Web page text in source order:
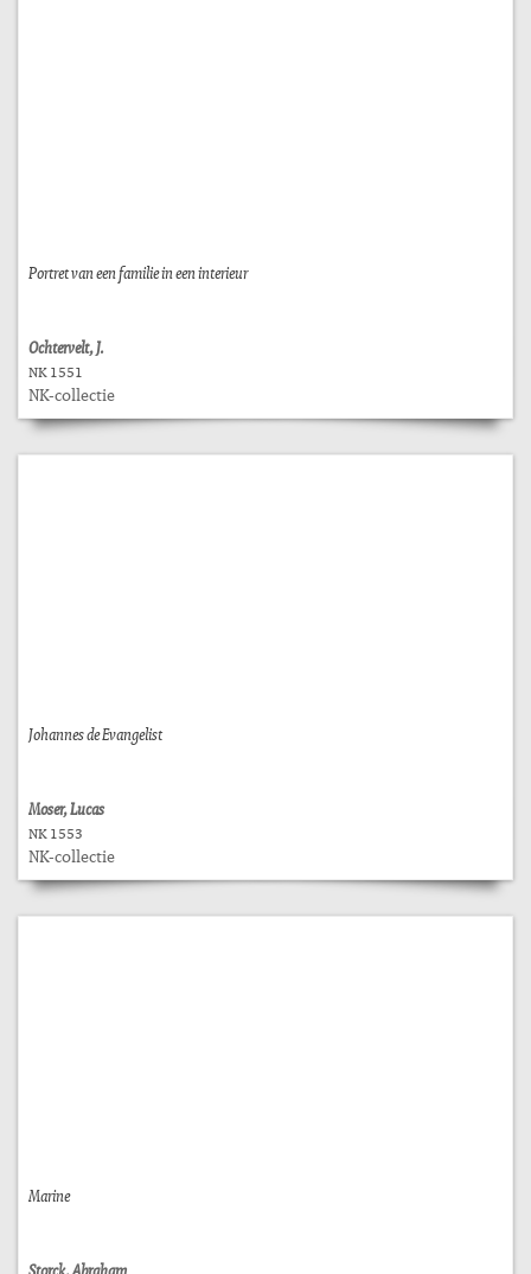
Portret van een familie in een interieur
Ochtervelt, J.
NK 1551
NK-collectie
Johannes de Evangelist
Moser, Lucas
NK 1553
NK-collectie
Marine